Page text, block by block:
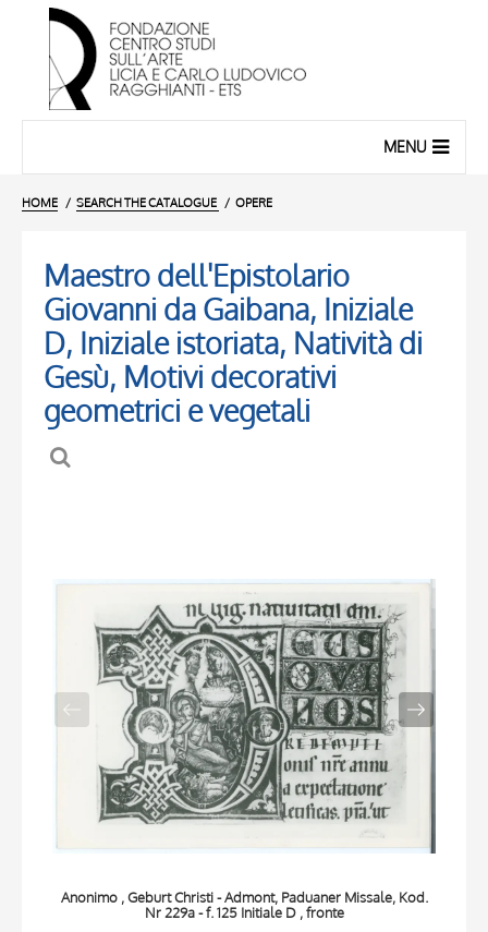
MENU
HOME SEARCH THE CATALOGUE OPERE
Maestro dell'Epistolario
Giovanni da Gaibana, Iniziale
D, Iniziale istoriata, Natività di
Gesù, Motivi decorativi
geometrici e vegetali
Anonimo , Geburt Christi - Admont, Paduaner Missale, Kod.
Nr 229a - f. 125 Initiale D , fronte